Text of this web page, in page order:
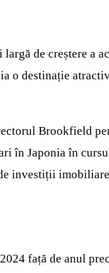
de creștere
o destinație
Brookfield
în Japonia în
investiții
față de anul